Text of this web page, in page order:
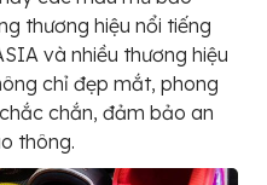
thương hiệu nổi tiếng
và nhiều thương hiệu
chỉ đẹp mắt, phong
chắn, đảm bảo an
thông.